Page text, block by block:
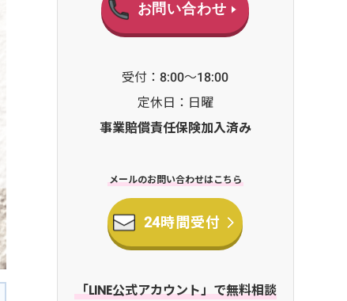
お問い合わせ
受付：8:00～18:00
定休日：日曜
事業賠償責任保険加入済み
メールのお問い合わせはこちら
24時間受付
「LINE公式アカウント」で無料相談